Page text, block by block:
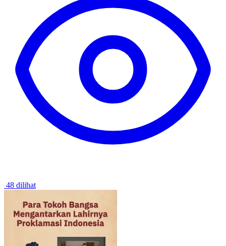
48 dilihat